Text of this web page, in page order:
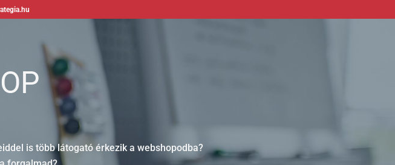
is több látogató érkezik a webshopodba?